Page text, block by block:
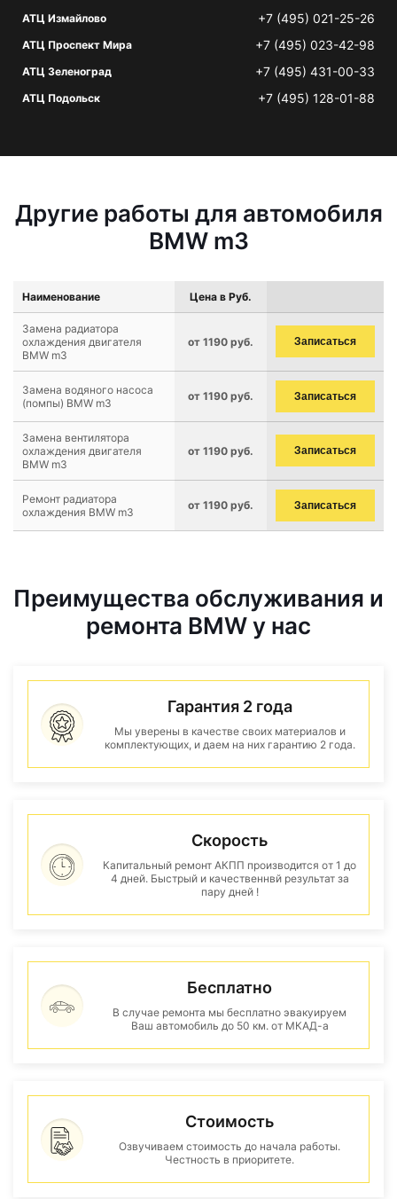
АТЦ Измайлово +7 (495) 021-25-26
АТЦ Проспект Мира +7 (495) 023-42-98
АТЦ Зеленоград +7 (495) 431-00-33
АТЦ Подольск +7 (495) 128-01-88
Другие работы для автомобиля
BMW m3
Наименование Цена в Руб.
Замена радиатора
охлаждения двигателя
BMW m3
от 1190 руб. Записаться
Замена водяного насоса
(помпы) BMW m3
от 1190 руб. Записаться
Замена вентилятора
охлаждения двигателя
BMW m3
от 1190 руб. Записаться
Ремонт радиатора
охлаждения BMW m3
от 1190 руб. Записаться
Преимущества обслуживания и
ремонта BMW у нас
Гарантия 2 года
Мы уверены в качестве своих материалов и
комплектующих, и даем на них гарантию 2 года.
Скорость
Капитальный ремонт АКПП производится от 1 до
4 дней. Быстрый и качественнвй результат за
пару дней !
Бесплатно
В случае ремонта мы бесплатно эвакуируем
Ваш автомобиль до 50 км. от МКАД-а
Стоимость
Озвучиваем стоимость до начала работы.
Честность в приоритете.